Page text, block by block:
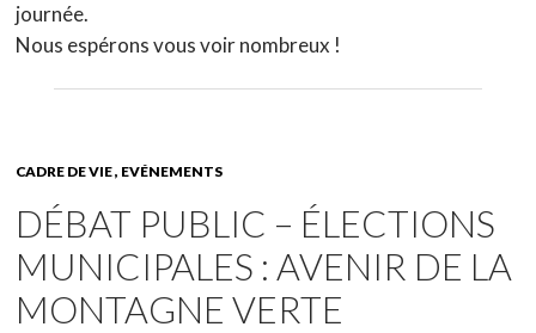
journée.
Nous espérons vous voir nombreux !
CADRE DE VIE EVÉNEMENTS
DÉBAT PUBLIC – ÉLECTIONS
MUNICIPALES : AVENIR DE LA
MONTAGNE VERTE